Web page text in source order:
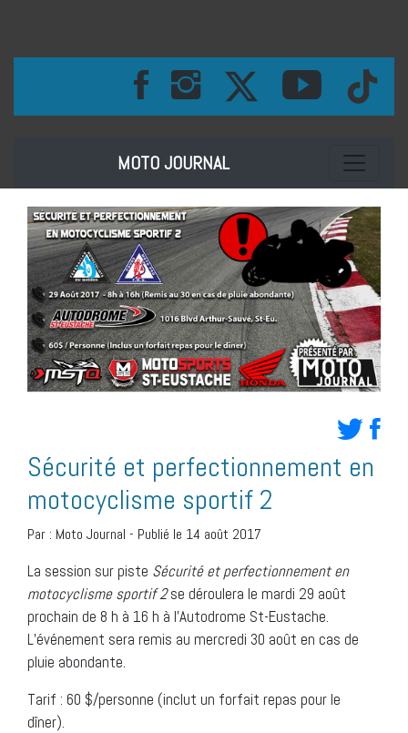
MOTO JOURNAL Toggle
Sécurité et perfectionnement en
motocyclisme sportif 2
Par : Moto Journal - Publié le 14 août 2017
La session sur piste Sécurité et perfectionnement en
motocyclisme sportif 2se déroulera le mardi 29 août
prochain de 8 h à 16 h à l’Autodrome St-Eustache.
L’événement sera remis au mercredi 30 août en cas de
pluie abondante.
Tarif : 60 $/personne (inclut un forfait repas pour le
dîner).